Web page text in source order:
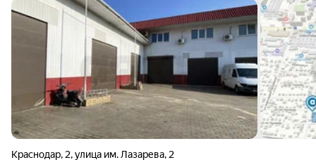
Краснодар, 2,улица им. Лазарева, 2